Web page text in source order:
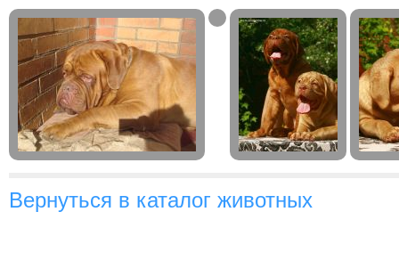
Вернуться в каталог животных